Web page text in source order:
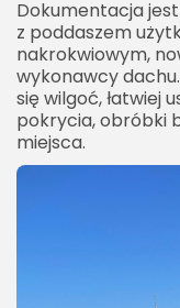
Dokumentacja
z poddaszem
nakrokwiowym,
wykonawcy
się wilgoć, łatwiej
pokrycia, obróbki
miejsca.